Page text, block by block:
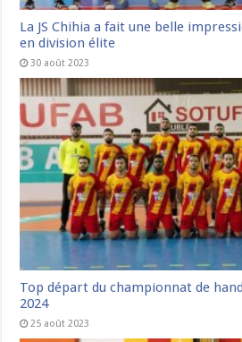
La JS Chihia a fait une belle
en division élite
30 août 2023
Top départ du championnat de
2024
25 août 2023